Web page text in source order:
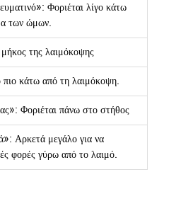
Φοριέται λίγο κάτω
των ώμων.
της λαιμόκοψης
πιο κάτω από τη λαιμόκοψη.
Φοριέται πάνω στο στήθος
Αρκετά μεγάλο για να
φορές γύρω από το λαιμό.